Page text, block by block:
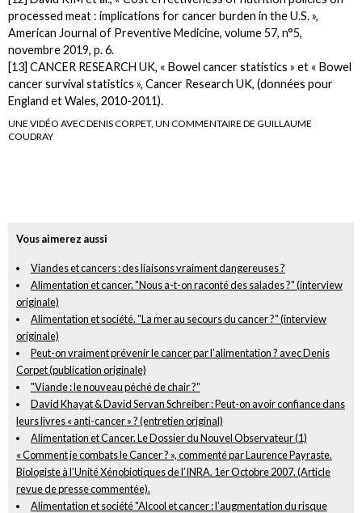
processed meat : implications for cancer burden in the U.S. »,
American Journal of Preventive Medicine, volume 57, n°5,
novembre 2019, p. 6.
[13] CANCER RESEARCH UK, « Bowel cancer statistics » et « Bowel
cancer survival statistics », Cancer Research UK, (données pour
England et Wales, 2010-2011).
UNE VIDÉO AVEC DENIS CORPET, UN COMMENTAIRE DE GUILLAUME
COUDRAY
Vous aimerez aussi
Viandes et cancers : des liaisons vraiment dangereuses ?
Alimentation et cancer. "Nous a-t-on raconté des salades ?" (interview
originale)
Alimentation et société. "La mer au secours du cancer ?" (interview
originale)
Peut-on vraiment prévenir le cancer par l’alimentation ? avec Denis
Corpet (publication originale)
"Viande : le nouveau péché de chair ?"
David Khayat & David Servan Schreiber : Peut-on avoir confiance dans
leurs livres « anti-cancer » ? (entretien original)
Alimentation et Cancer. Le Dossier du Nouvel Observateur (1)
« Comment je combats le Cancer ? », commenté par Laurence Payraste.
Biologiste à l’Unité Xénobiotiques de l’INRA. 1er Octobre 2007. (Article
revue de presse commentée).
Alimentation et société "Alcool et cancer : l’augmentation du risque